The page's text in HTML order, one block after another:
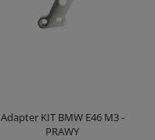
Adapter KIT BMW E46 M3 -
PRAWY